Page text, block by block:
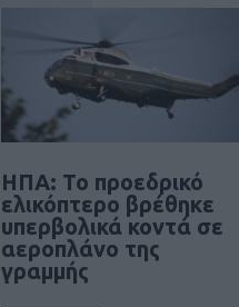
ΗΠΑ: Το προεδρικό
ελικόπτερο βρέθηκε
υπερβολικά κοντά σε
αεροπλάνο της
γραμμής